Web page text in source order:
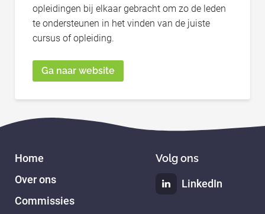
opleidingen bij elkaar gebracht om zo de leden
te ondersteunen in het vinden van de juiste
cursus of opleiding.
Ga naar website
Home
Over ons
Commissies
Volg ons
LinkedIn